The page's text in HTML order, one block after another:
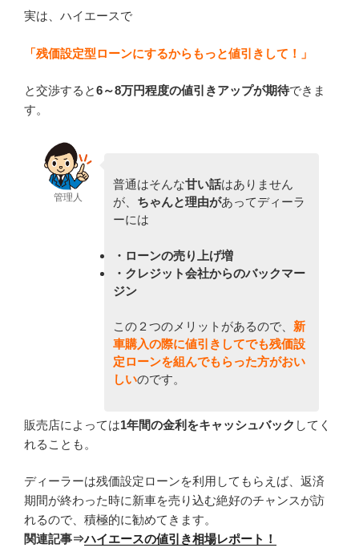
実は、ハイエースで
「残価設定型ローンにするからもっと値引きして！」
と交渉すると6～8万円程度の値引きアップが期待できま
す。
管理人
普通はそんな甘い話はありません
が、 ちゃんと理由があってディーラ
ーには
・ローンの売り上げ増
・クレジット会社からのバックマー
ジン
この２つのメリットがあるので、 新
車購入の際に値引きしてでも残価設
定ローンを組んでもらった方がおい
しいのです。
販売店によっては1年間の金利をキャッシュバック してく
れることも。
ディーラーは残価設定ローンを利用してもらえば、返済
期間が終わった時に新車を売り込む絶好のチャンスが訪
れるので、積極的に勧めてきます。
関連記事⇒ハイエースの値引き相場レポート！